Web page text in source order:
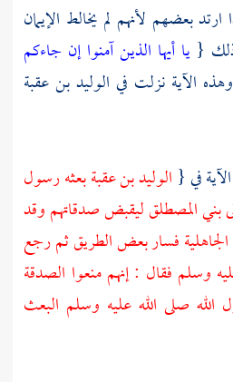
بعضهم لأنهم لم يخالط الإيمان
ذلك {يا أيها الذين آمنوا إن جاءكم
الآية نزلت في الوليد بن عقبة
في { الوليد بن عقبةبعثه رسول
بني المصطلقليقبض صدقاتهم وقد
الجاهلية فسار بعض الطريق ثم رجع
وسلم فقال : إنهم منعوا الصدقة
صلى الله عليه وسلم البعث